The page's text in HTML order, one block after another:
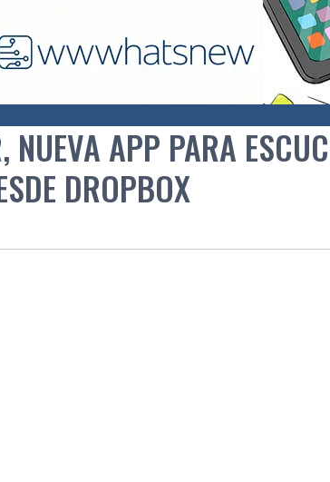
NUEVA APP PARA
DROPBOX